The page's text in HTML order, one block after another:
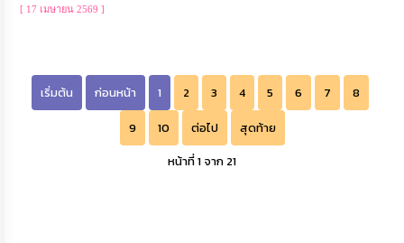
[ 17 เมษายน 2569 ]
เริ่มต้น ก่อนหน้า 1 2 3 4 5 6 7 8
9 10 ต่อไป
สุดท้าย
หน้าที่ 1 จาก 21